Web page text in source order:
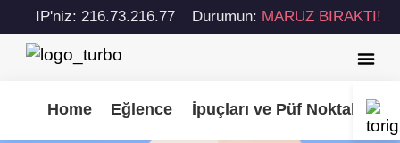
IP'niz: 216.73.216.77 Durumun: MARUZ BIRAKTI!
Home Eğlence İpuçları ve Püf Noktaları